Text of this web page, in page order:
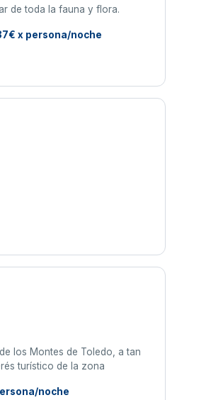
de toda la fauna y flora.
x persona/noche
los Montes de Toledo, a tan
turístico de la zona
noche